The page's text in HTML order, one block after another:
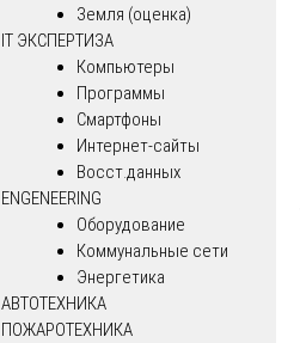
Земля (оценка)
IT ЭКСПЕРТИЗА
Компьютеры
Программы
Смартфоны
Интернет-сайты
Восст.данных
ENGENEERING
Оборудование
Коммунальные сети
Энергетика
АВТОТЕХНИКА
ПОЖАРОТЕХНИКА